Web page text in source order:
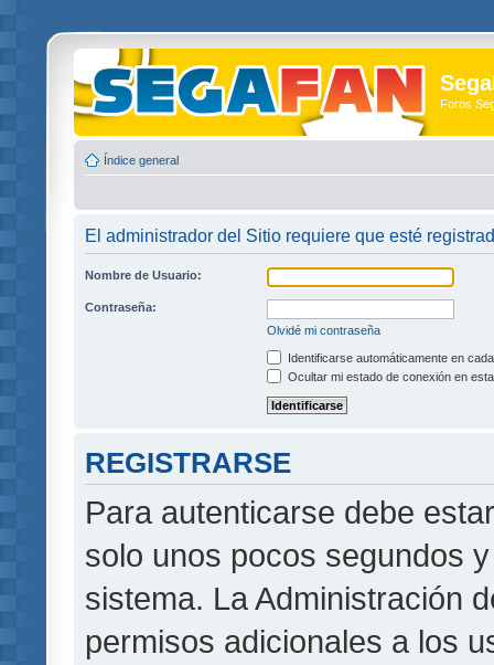
Foros
Índice general
El administrador del Sitio requiere que esté
Nombre de Usuario:
Contraseña:
Olvidé mi contraseña
Identificarse automáticamente en
Ocultar mi estado de conexión en
REGISTRARSE
Para autenticarse debe
solo unos pocos segundos
sistema. La Administración
permisos adicionales a los